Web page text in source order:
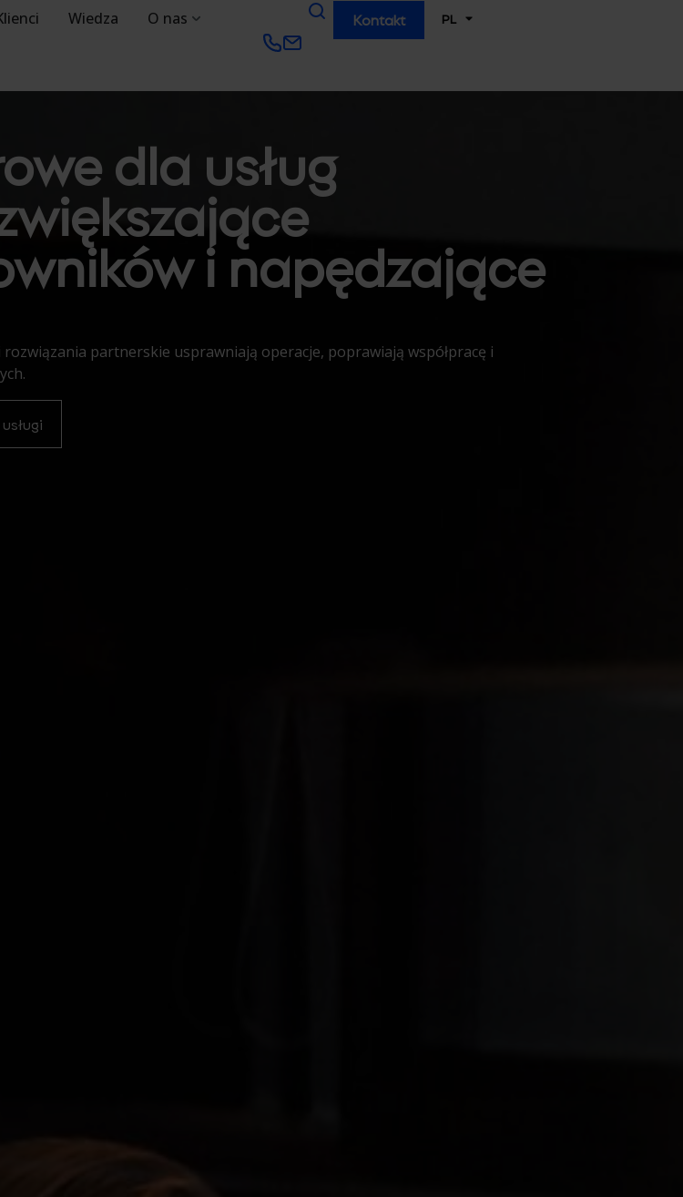
Wiedza O nas Kontakt PL
dla usług
i napędzające
partnerskie usprawniają operacje, poprawiają współpracę i